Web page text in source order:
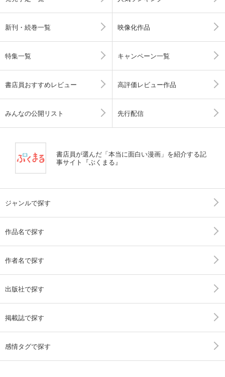
新刊・続巻一覧 映像化作品
特集一覧 キャンペーン一覧
書店員おすすめレビュー 高評価レビュー作品
みんなの公開リスト 先行配信
書店員が選んだ「本当に面白い漫画」を紹介する記
事サイト『ぶくまる』
ジャンルで探す
作品名で探す
作者名で探す
出版社で探す
掲載誌で探す
感情タグで探す